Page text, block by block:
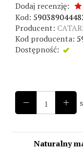
Dodaj recenzję:
Kod:
Producent:
Kod producenta:
Dostępność:
Naturalny